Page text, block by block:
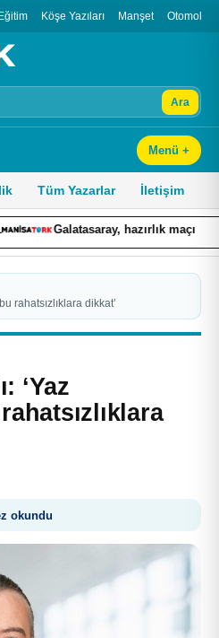
Eğitim Köşe Yazıları Manşet Otomobil
Ara
Menü +
Tüm Yazarlar İletişim
hazırlık maçında Villarreal’e 2-
rahatsızlıklara dikkat’
‘Yaz
okundu